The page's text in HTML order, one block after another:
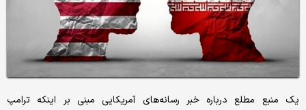
یک منبع مطلع درباره خبر رسانه‌های آمریکایی مبنی بر اینکه ترامپ